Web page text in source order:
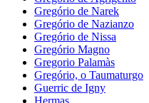
Gregório de Narek
Gregório de Nazianzo
Gregório de Nissa
Gregório Magno
Gregorio Palamàs
Gregório, o Taumaturgo
Guerric de Igny
Hermas